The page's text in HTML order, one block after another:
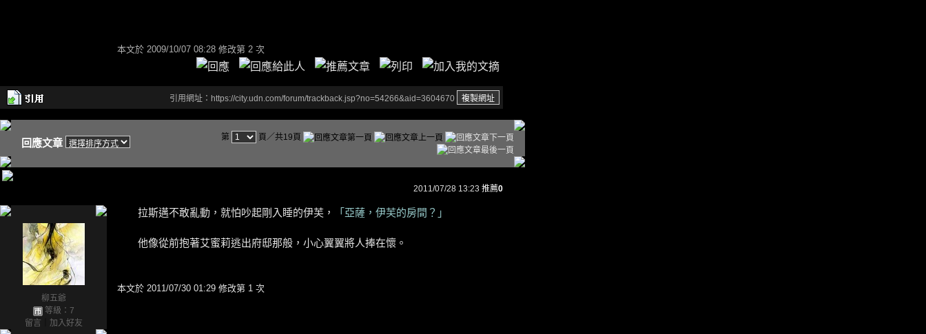
本文於 2009/10/07 08:28 修改第 2 次
引用網址：https://city.udn.com/forum/trackback.jsp?no=54266&aid=3604670
回應文章 第 頁／共19頁
2011/07/28 13:23 推薦0
柳五爺
等級：7
留言
加入好友
拉斯邁不敢亂動，就怕吵起剛入睡的伊芙， 「亞薩，伊芙的房間？」
他像從前抱著艾蜜莉逃出府邸那般，小心翼翼將人捧在懷。
本文於 2011/07/30 01:29 修改第 1 次